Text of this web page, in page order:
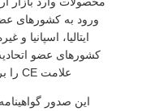
ورود به کشورهای
کشورهای عضو اتحادیه
علامت CE را برای فروش و گردش قانونی داشته باشند.
این صدور